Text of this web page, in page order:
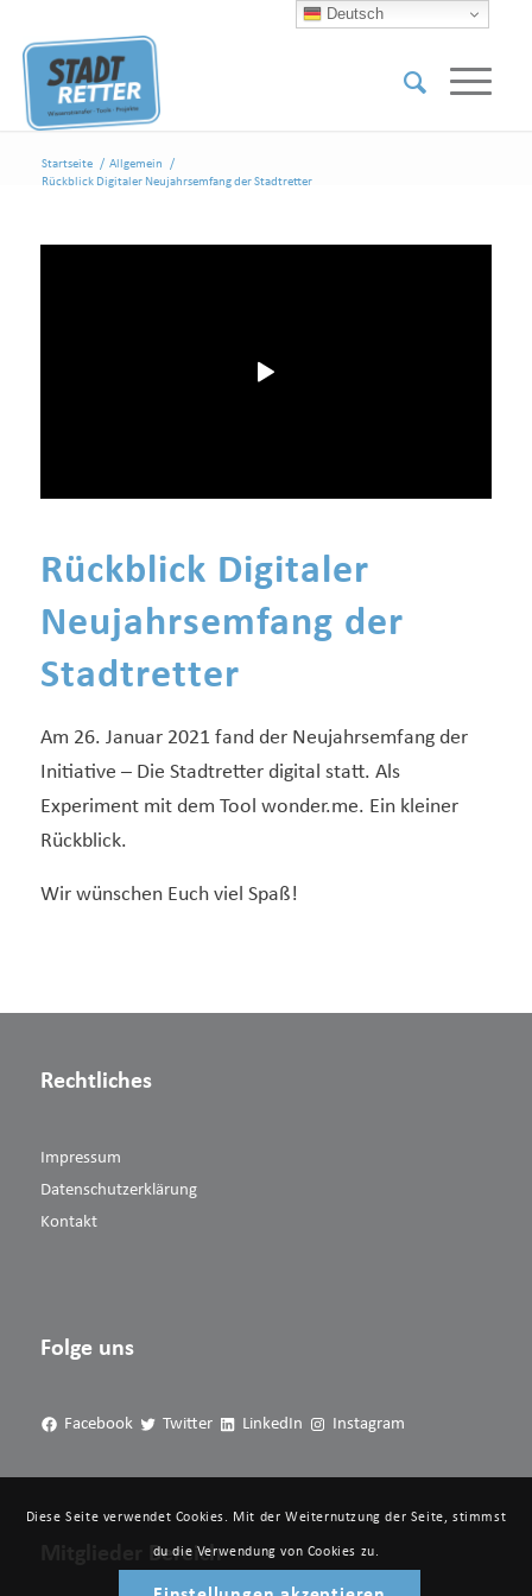
Startseite / Allgemein
/
Rückblick Digitaler Neujahrsemfang der Stadtretter
Rückblick Digitaler
Neujahrsemfang der
Stadtretter
Am 26. Januar 2021 fand der Neujahrsemfang der
Initiative – Die Stadtretter digital statt. Als
Experiment mit dem Tool wonder.me. Ein kleiner
Rückblick.
Wir wünschen Euch viel Spaß!
Rechtliches
Impressum
Datenschutzerklärung
Kontakt
Folge uns
Facebook Twitter LinkedIn Instagram
Mitglieder Bereich
Diese Seite verwendet Cookies. Mit der Weiternutzung der Seite, stimmst
du die Verwendung von Cookies zu.
Deutsch